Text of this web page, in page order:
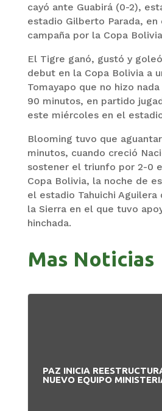
cayó ante Guabirá (0-2),
estadio Gilberto Parada, en
campaña por la Copa
El Tigre ganó, gustó y
debut en la Copa Bolivia a
Tomayapo que no hizo
90 minutos, en partido
este miércoles en el
Blooming tuvo que
minutos, cuando creció
sostener el triunfo por 2-0
Copa Bolivia, la noche de
el estadio Tahuichi Aguilera
la Sierra en el que tuvo
hinchada.
Mas Noticias
PAZ INICIA
NUEVO EQUIPO